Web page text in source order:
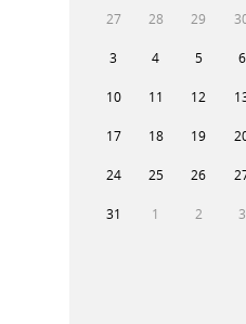
27 28 29
3 4 5 6
10 11 12
17 18 19
24 25 26
31 1 2 3